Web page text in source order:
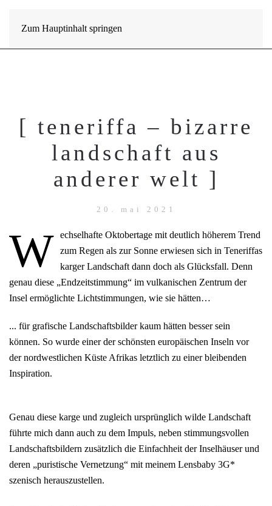
Zum Hauptinhalt springen
[ teneriffa – bizarre
landschaft aus
anderer welt ]
20. mai 2021
W echselhafte Oktobertage mit deutlich höherem Trend
zum Regen als zur Sonne erwiesen sich in Teneriffas
karger Landschaft dann doch als Glücksfall. Denn
genau diese „Endzeitstimmung“ im vulkanischen Zentrum der
Insel ermöglichte Lichtstimmungen, wie sie hätten…
... für grafische Landschaftsbilder kaum hätten besser sein
können. So wurde einer der schönsten europäischen Inseln vor
der nordwestlichen Küste Afrikas letztlich zu einer bleibenden
Inspiration.
Genau diese karge und zugleich ursprünglich wilde Landschaft
führte mich dann auch zu dem Impuls, neben stimmungsvollen
Landschaftsbildern zusätzlich die Einfachheit der Inselhäuser und
deren „puristische Vernetzung“ mit meinem Lensbaby 3G*
szenisch herauszustellen.